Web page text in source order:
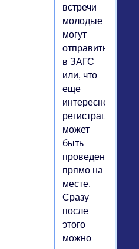
встречи
молодые
могут
отправиться
в ЗАГС
или, что
еще
интереснее,
регистрация
может
быть
проведена
прямо на
месте.
Сразу
после
этого
можно